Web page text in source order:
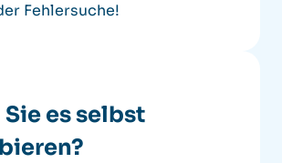
Fehlersuche!
es selbst